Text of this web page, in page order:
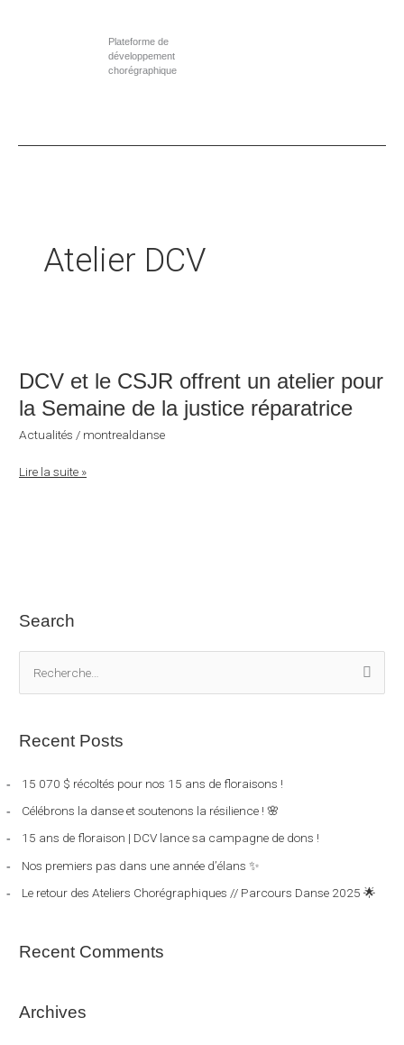
Plateforme de
développement
chorégraphique
Atelier DCV
DCV et le CSJR offrent un atelier pour
la Semaine de la justice réparatrice
Actualités / montrealdanse
le
CSJR
offrent
un
pour
Lire la suite »
Search
h
h
e
r
:
Recent Posts
15 070 $ récoltés pour nos 15 ans de floraisons !
Célébrons la danse et soutenons la résilience ! 🌸
15 ans de floraison | DCV lance sa campagne de dons !
Nos premiers pas dans une année d’élans ✨
Le retour des Ateliers Chorégraphiques // Parcours Danse 2025 🌟
Recent Comments
Archives